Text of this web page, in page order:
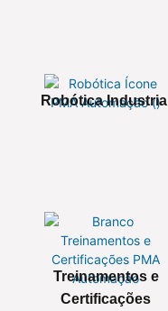
Robótica Industrial
Treinamentos e
Certificações